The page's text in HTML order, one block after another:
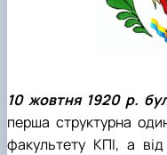
10 жовтня 1920 р.
перша структурна
факультету КПІ, а